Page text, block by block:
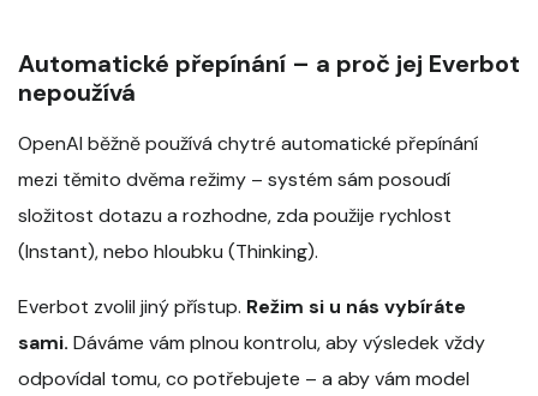
Automatické přepínání – a proč jej Everbot
nepoužívá
OpenAI běžně používá chytré automatické přepínání
mezi těmito dvěma režimy – systém sám posoudí
složitost dotazu a rozhodne, zda použije rychlost
(Instant), nebo hloubku (Thinking).
Everbot zvolil jiný přístup. Režim si u nás vybíráte
sami. Dáváme vám plnou kontrolu, aby výsledek vždy
odpovídal tomu, co potřebujete – a aby vám model